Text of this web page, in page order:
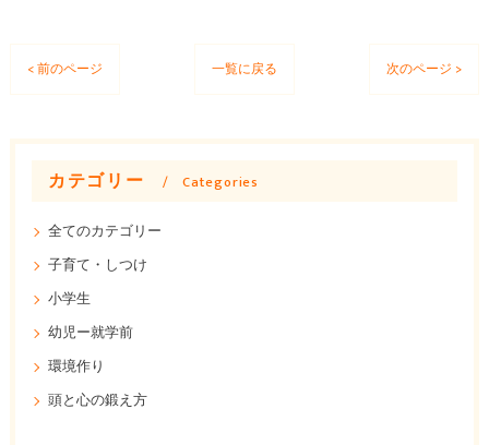
< 前のページ 一覧に戻る 次のページ >
カテゴリー Categories
全てのカテゴリー
子育て・しつけ
小学生
幼児ー就学前
環境作り
頭と心の鍛え方